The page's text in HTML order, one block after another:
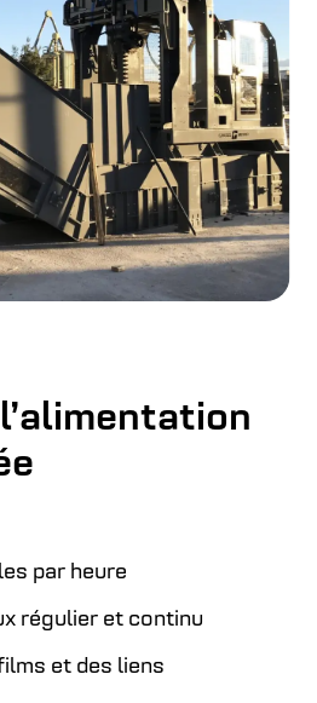
par heure
régulier et continu
et des liens